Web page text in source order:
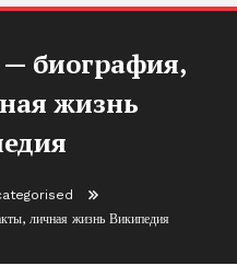
биография,
жизнь
личная жизнь Википедия